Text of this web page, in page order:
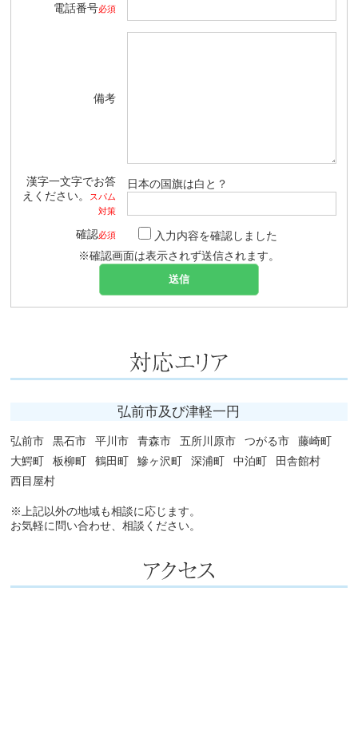
電話番号必須
備考
漢字一文字でお答
えください。
スパム
対策
日本の国旗は白と？
確認必須
入力内容を確認しました
※確認画面は表示されず送信されます。
弘前市及び津軽一円
弘前市 黒石市 平川市 青森市 五所川原市 つがる市
藤崎町
大鰐町
板柳町 鶴田町 鰺ヶ沢町 深浦町 中泊町
田舎館村
西目屋村
※上記以外の地域も相談に応じます。
お気軽に問い合わせ、相談ください。